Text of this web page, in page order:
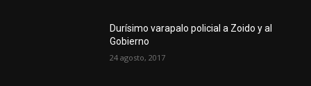
Durísimo varapalo policial a Zoido y al
Gobierno
24 agosto, 2017